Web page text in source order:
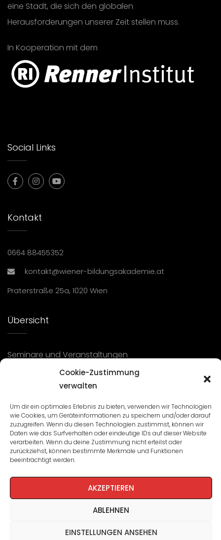
Cookie-Zustimmung
verwalten
Um dir ein optimales Erlebnis zu bieten, verwenden wir Technologien
wie Cookies, um Geräteinformationen zu speichern und/oder darauf
zuzugreifen. Wenn du diesen Technologien zustimmst, können wir
Daten wie das Surfverhalten oder eindeutige IDs auf dieser Website
verarbeiten. Wenn du deine Zustimmung nicht erteilst oder
zurückziehst, können bestimmte Merkmale und Funktionen
beeinträchtigt werden.
AKZEPTIEREN
ABLEHNEN
EINSTELLUNGEN ANSEHEN
eine Stadt, die sich den globalen
Herausforderungen unserer Zeit stellen muss.
In Kooperation mit dem
Social Links
Kontakt
0664 88455352
kontakt@wiener-bildungsakademie.at
Praterstraße 25a, 1020 Wien
Übersicht
Seminare und Veranstaltungen
Impressum/Datenschutz
Cookie-Richtlinie